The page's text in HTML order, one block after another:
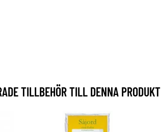
TILLBEHÖR TILL DENNA PRODUKT